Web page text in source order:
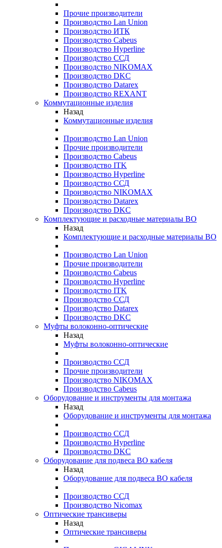
Прочие производители
Производство Lan Union
Производство ИТК
Производство Cabeus
Производство Hyperline
Производство ССД
Производство NIKOMAX
Производство DKC
Производство Datarex
Производство REXANT
Коммутационные изделия
Назад
Коммутационные изделия
Производство Lan Union
Прочие производители
Производство Cabeus
Производство ITK
Производство Hyperline
Производство ССД
Производство NIKOMAX
Производство Datarex
Производство DKC
Комплектующие и расходные материалы ВО
Назад
Комплектующие и расходные материалы ВО
Производство Lan Union
Прочие производители
Производство Cabeus
Производство Hyperline
Производство ITK
Производство ССД
Производство Datarex
Производство DKC
Муфты волоконно-оптические
Назад
Муфты волоконно-оптические
Производство ССД
Прочие производители
Производство NIKOMAX
Производство Cabeus
Оборудование и инструменты для монтажа
Назад
Оборудование и инструменты для монтажа
Производство ССД
Производство Hyperline
Производство DKC
Оборудование для подвеса ВО кабеля
Назад
Оборудование для подвеса ВО кабеля
Производство ССД
Производство Nicomax
Оптические трансиверы
Назад
Оптические трансиверы